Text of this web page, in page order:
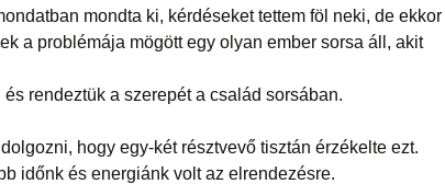
mondta ki, kérdéseket tettem föl neki, de ekkor
a problémája mögött egy olyan ember sorsa áll, akit
rendeztük a szerepét a család sorsában.
hogy egy-két résztvevő tisztán érzékelte ezt.
időnk és energiánk volt az elrendezésre.